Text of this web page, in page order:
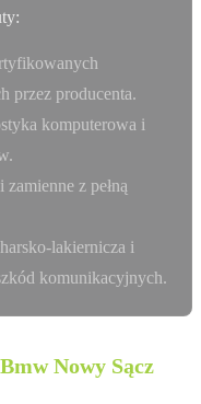
przez producenta.
komputerowa i
z pełną
lakiernicza i
komunikacyjnych.
Nowy Sącz